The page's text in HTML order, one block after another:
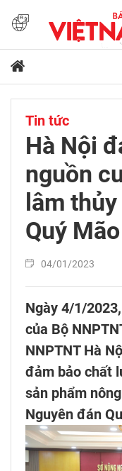
Tin tức
Hà Nội
nguồn
lâm
Quý
04/01/2023
Ngày 4/1/
của Bộ
NNPTNT Hà
đảm bảo chất
sản phẩm
Nguyên đán